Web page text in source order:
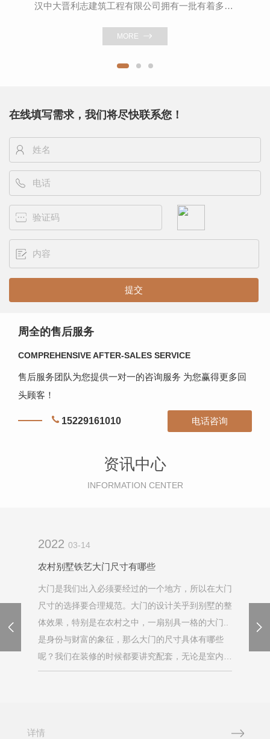
汉中大晋利志建筑工程有限公司拥有一批有着多年实战经验的工程技术人员，其技术精良，阅历丰富，工作能力强！选择与他们合作，我们很满意！推荐大家跟他们合作，他们的能力是值得肯定的！
MORE
在线填写需求，我们将尽快联系您！
周全的售后服务
COMPREHENSIVE AFTER-SALES SERVICE
售后服务团队为您提供一对一的咨询服务 为您赢得更多回
头顾客！
15229161010 电话咨询
资讯中心
INFORMATION CENTER
2022 03-14
农村别墅铁艺大门尺寸有哪些
大门是我们出入必须要经过的一个地方，所以在大门
尺寸的选择要合理规范。大门的设计关乎到别墅的整
体效果，特别是在农村之中，一扇别具一格的大门..
是身份与财富的象征，那么大门的尺寸具体有哪些
呢？我们在装修的时候都要讲究配套，无论是室内还
是室外，配套才看起来舒适大方。所以在选择大门尺
详情